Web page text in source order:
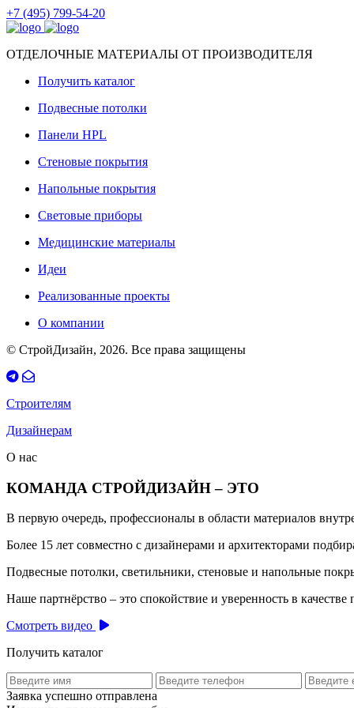
+7 (495) 799-54-20
ОТДЕЛОЧНЫЕ МАТЕРИАЛЫ ОТ ПРОИЗВОДИТЕЛЯ
Получить каталог
Подвесные потолки
Панели HPL
Стеновые покрытия
Напольные покрытия
Световые приборы
Медицинские материалы
Идеи
Реализованные проекты
О компании
© СтройДизайн, 2026. Все права защищены
Строителям
Дизайнерам
О нас
КОМАНДА СТРОЙДИЗАЙН – ЭТО
В первую очередь, профессионалы в области материалов
Более 15 лет совместно с дизайнерами и архитекторами
Подвесные потолки, светильники, стеновые и напольные
Наше партнёрство – это спокойствие и уверенность в качестве
Смотреть видео
Получить каталог
Заявка успешно отправлена